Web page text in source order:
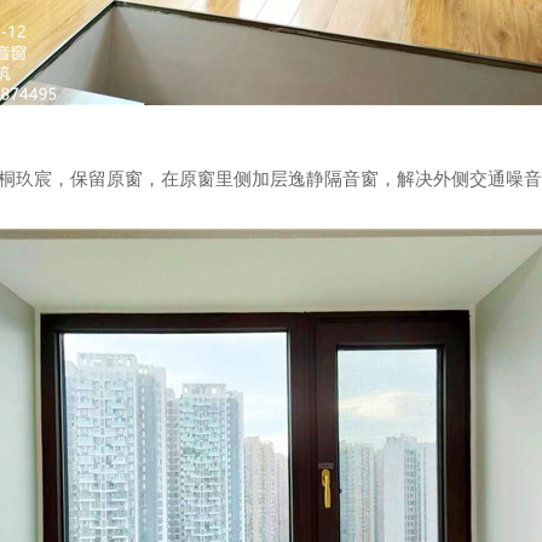
玖宸， 保留原窗，在原窗里侧加层逸静隔音窗，解决外侧交通噪